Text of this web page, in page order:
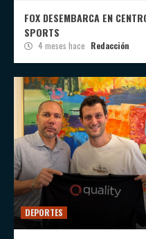
FOX DESEMBARCA EN
SPORTS
4 meses hace Redacción
DEPORTES